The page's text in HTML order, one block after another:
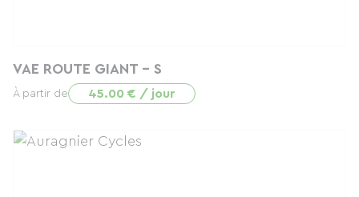
VAE ROUTE GIANT - S
À partir de 45.00 € / jour